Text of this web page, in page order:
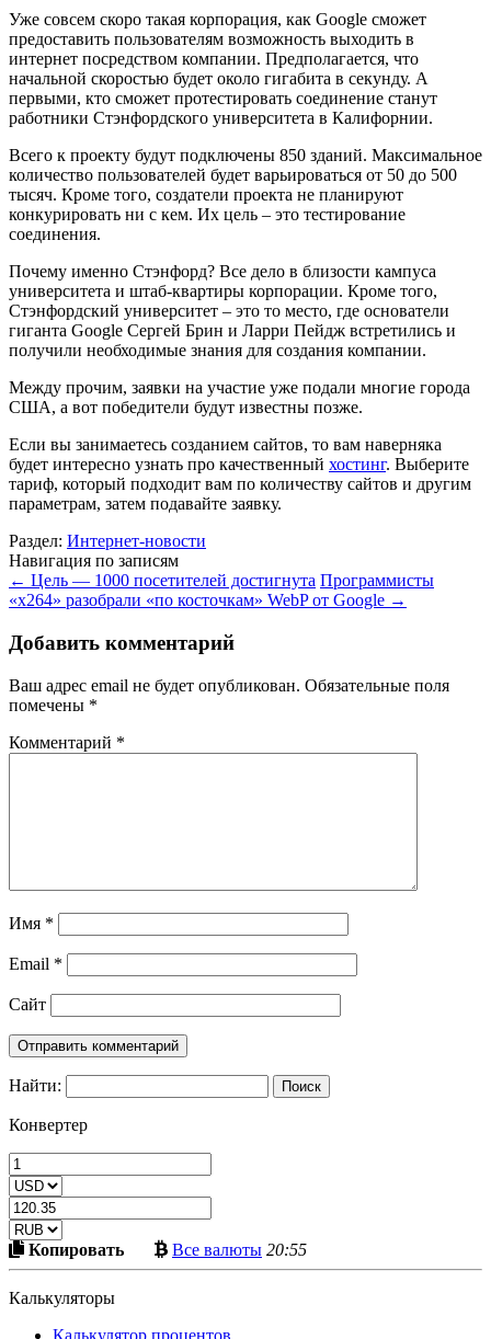
Уже совсем скоро такая корпорация, как Google сможет
предоставить пользователям возможность выходить в
интернет посредством компании. Предполагается, что
начальной скоростью будет около гигабита в секунду. А
первыми, кто сможет протестировать соединение станут
работники Стэнфордского университета в Калифорнии.
Всего к проекту будут подключены 850 зданий. Максимальное
количество пользователей будет варьироваться от 50 до 500
тысяч. Кроме того, создатели проекта не планируют
конкурировать ни с кем. Их цель – это тестирование
соединения.
Почему именно Стэнфорд? Все дело в близости кампуса
университета и штаб-квартиры корпорации. Кроме того,
Стэнфордский университет – это то место, где основатели
гиганта Google Сергей Брин и Ларри Пейдж встретились и
получили необходимые знания для создания компании.
Между прочим, заявки на участие уже подали многие города
США, а вот победители будут известны позже.
Если вы занимаетесь созданием сайтов, то вам наверняка
будет интересно узнать про качественный хостинг. Выберите
тариф, который подходит вам по количеству сайтов и другим
параметрам, затем подавайте заявку.
Раздел: Интернет-новости
Навигация по записям
← Цель — 1000 посетителей достигнута Программисты
«х264» разобрали «по косточкам» WebP от Google →
Добавить комментарий
Ваш адрес email не будет опубликован. Обязательные поля
помечены *
Комментарий *
Имя *
Email *
Сайт
Найти:
Конвертер
КопироватьСкопировать
в
Все валютыБольше
криптовалют
20:55
Калькуляторы
Калькулятор процентов